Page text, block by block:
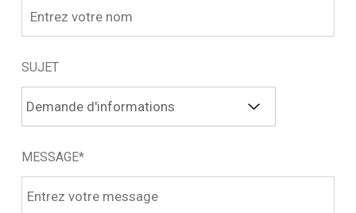
SUJET
MESSAGE*